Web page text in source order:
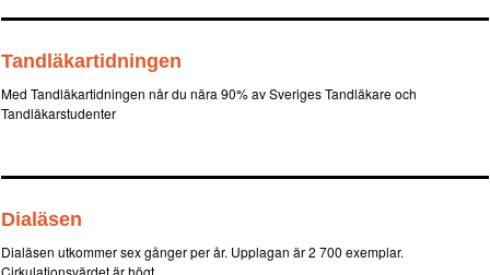
Tandläkartidningen
Med Tandläkartidningen når du nära 90% av Sveriges Tandläkare och
Tandläkarstudenter
Dialäsen
Dialäsen utkommer sex gånger per år. Upplagan är 2 700 exemplar.